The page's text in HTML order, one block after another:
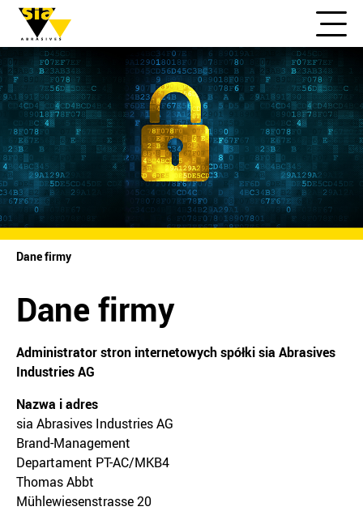
Dane firmy
Dane firmy
Administrator stron internetowych spółki sia Abrasives
Industries AG
Nazwa i adres
sia Abrasives Industries AG
Brand-Management
Departament PT-AC/MKB4
Thomas Abbt
Mühlewiesenstrasse 20